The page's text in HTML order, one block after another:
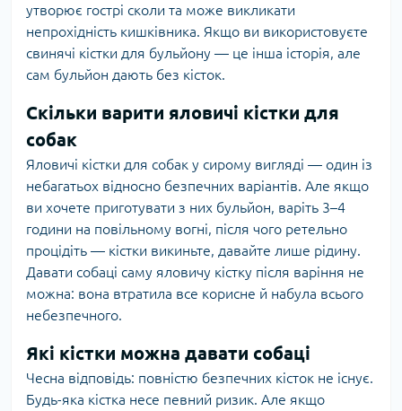
утворює гострі сколи та може викликати
непрохідність кишківника. Якщо ви використовуєте
свинячі кістки для бульйону — це інша історія, але
сам бульйон дають без кісток.
Скільки варити яловичі кістки для
собак
Яловичі кістки для собак у сирому вигляді — один із
небагатьох відносно безпечних варіантів. Але якщо
ви хочете приготувати з них бульйон, варіть 3–4
години на повільному вогні, після чого ретельно
процідіть — кістки викиньте, давайте лише рідину.
Давати собаці саму яловичу кістку після варіння не
можна: вона втратила все корисне й набула всього
небезпечного.
Які кістки можна давати собаці
Чесна відповідь: повністю безпечних кісток не існує.
Будь-яка кістка несе певний ризик. Але якщо